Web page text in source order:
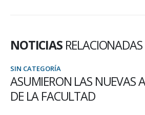
NOTICIAS RELACIONADAS
SIN CATEGORÍA
ASUMIERON LAS NUEVAS
DE LA FACULTAD